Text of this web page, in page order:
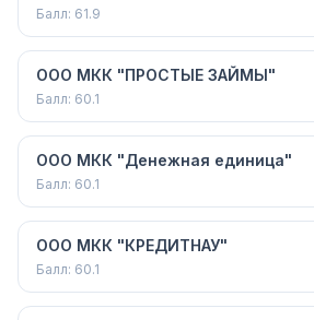
Балл: 61.9
ООО МКК "ПРОСТЫЕ ЗАЙМЫ"
Балл: 60.1
ООО МКК "Денежная единица"
Балл: 60.1
ООО МКК "КРЕДИТНАУ"
Балл: 60.1